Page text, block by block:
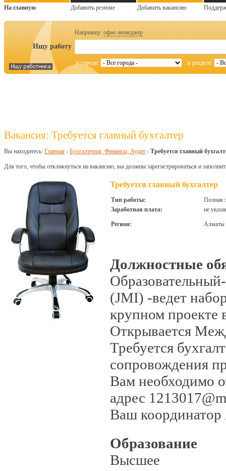
На главную Добавить резюме Добавить вакансию
Например: офис-менеджер
Ищу работу
в городе: в разделе:
Вакансия: Требуется главный бухгалтер
Вы находитесь: Главная - Бухгалтерия, Финансы, Аудит - Требуется главный
Для того, чтобы откликнуться на вакансию, вы должны зарегистрироваться и
Требуется главный бухгалтер
Тип работы:
Полная
Заработная плата:
не
Регион: Алматы
Должностные
(JMI) -ведет
крупном проекте
Открывается
Требуется
сопровождения
Вам необходимо
адрес
Ваш
Образование
Высшее